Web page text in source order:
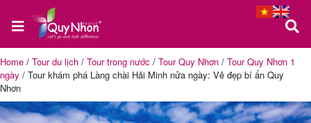
Trang
chủ
Home / Tour du lịch / Tour trong nước / Tour Quy Nhơn / Tour Quy Nhơn 1
ngày / Tour khám phá Làng chài Hải Minh nửa ngày: Vẻ đẹp bí ẩn Quy
Nhơn